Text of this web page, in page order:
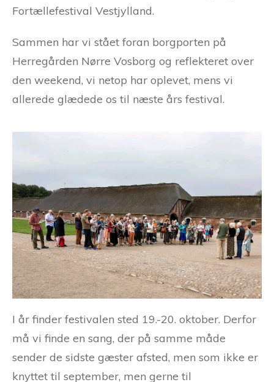
Fortællefestival Vestjylland.
Sammen har vi stået foran borgporten på
Herregården Nørre Vosborg og reflekteret over
den weekend, vi netop har oplevet, mens vi
allerede glædede os til næste års festival.
I år finder festivalen sted 19.-20. oktober. Derfor
må vi finde en sang, der på samme måde
sender de sidste gæster afsted, men som ikke er
knyttet til september, men gerne til